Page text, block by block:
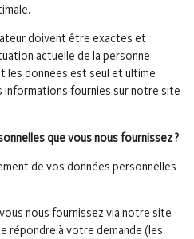
doivent être exactes et
actuelle de la personne
les données est seul et ultime
fournies sur notre site
que vous nous fournissez ?
de vos données personnelles
nous fournissez via notre site
répondre à votre demande (les